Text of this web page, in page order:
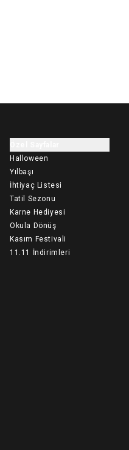
Halloween
Yılbaşı
İhtiyaç Listesi
Tatil Sezonu
Karne Hediyesi
Okula Dönüş
Kasım Festivali
11.11 İndirimleri